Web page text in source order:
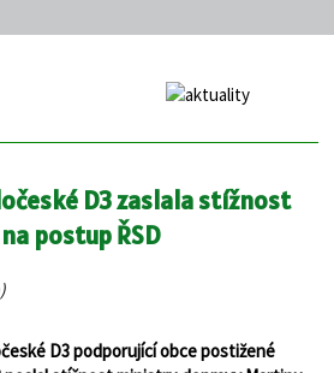
D3 zaslala stížnost
postup ŘSD
D3 podporující obce postižené